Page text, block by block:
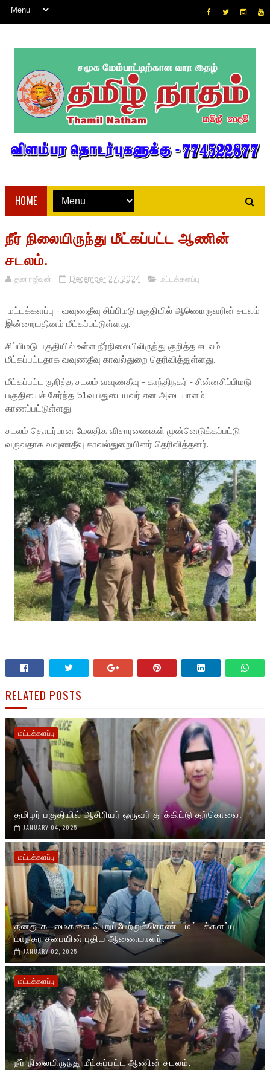
HOME
நீர் நிலையிருந்து மீட்கப்பட்ட ஆணின்
சடலம்.
தன.ரஜீவன் December 27, 2024 மட்டக்களப்பு
மட்டக்களப்பு - வவுணதீவு சிப்பிமடு பகுதியில் ஆணொருவரின் சடலம்
இன்றையதினம் மீட்கப்பட்டுள்ளது.
சிப்பிமடு பகுதியில் உள்ள நீர்நிலையிலிருந்து குறித்த சடலம்
மீட்கப்பட்டதாக வவுணதீவு காவல்துறை தெரிவித்துள்ளது.
மீட்கப்பட்ட குறித்த சடலம் வவுணதீவு - காந்திநகர் - சின்னசிப்பிமடு
பகுதியைச் சேர்ந்த 51வயதுடையவர் என அடையாளம்
காணப்பட்டுள்ளது.
சடலம் தொடர்பான மேலதிக விசாரணைகள் முன்னெடுக்கப்பட்டு
வருவதாக வவுணதீவு காவல்துறையினர் தெரிவித்தனர்.
RELATED POSTS
மட்டக்களப்பு
தமிழர் பகுதியில் ஆசிரியர் ஒருவர் தூக்கிட்டு தற்கொலை.
JANUARY 04, 2025
மட்டக்களப்பு
தனது கடமைகளை பெறுப்பேற்றுக்கொண்ட மட்டக்களப்பு
மாநகர சபையின் புதிய ஆணையாளர்.
JANUARY 02, 2025
மட்டக்களப்பு
நீர் நிலையிருந்து மீட்கப்பட்ட ஆணின் சடலம்.